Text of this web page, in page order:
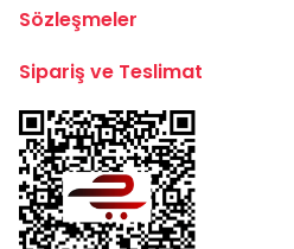
Sözleşmeler
Sipariş ve Teslimat